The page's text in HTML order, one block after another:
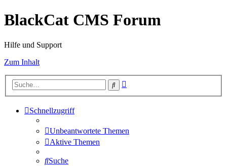
BlackCat CMS Forum
Hilfe und Support
Zum Inhalt
Suche
Schnellzugriff
Unbeantwortete Themen
Aktive Themen
Suche